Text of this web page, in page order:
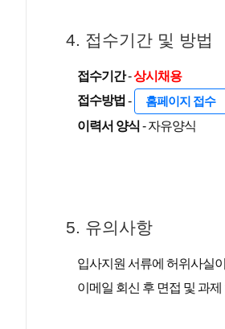
4. 접수기간 및 방법
접수기간-상시채용
접수방법 -
홈페이지 접수
이력서 양식 - 자유양식
5. 유의사항
입사지원 서류에 허위사실
이메일 회신 후 면접 및 과